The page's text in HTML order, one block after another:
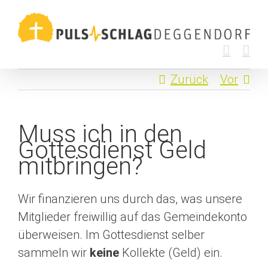
Inhalt
springen
Zurück Vor
Muss ich in den
Gottesdienst Geld
mitbringen?
Wir finanzieren uns durch das, was unsere
Mitglieder freiwillig auf das Gemeindekonto
überweisen. Im Gottesdienst selber
sammeln wir keine Kollekte (Geld) ein.